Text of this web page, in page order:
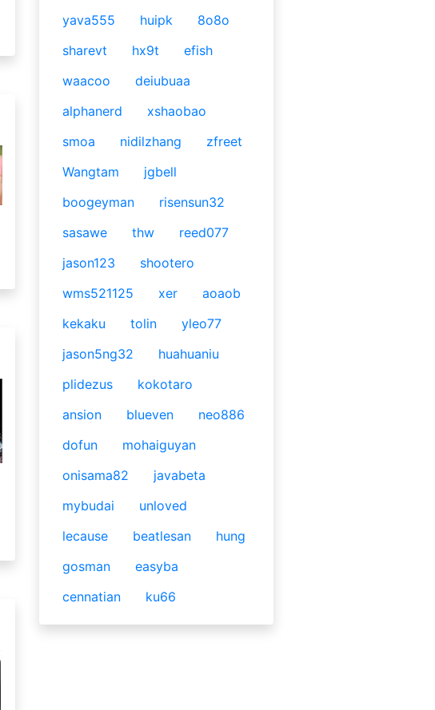
yava555
huipk
8o8o
sharevt
hx9t
efish
waacoo
deiubuaa
alphanerd
xshaobao
smoa
nidilzhang
zfreet
Wangtam
jgbell
boogeyman
risensun32
sasawe
thw
reed077
jason123
shootero
wms521125
xer
aoaob
kekaku
tolin
yleo77
jason5ng32
huahuaniu
plidezus
kokotaro
ansion
blueven
neo886
dofun
mohaiguyan
onisama82
javabeta
mybudai
unloved
lecause
beatlesan
hung
gosman
easyba
cennatian
ku66